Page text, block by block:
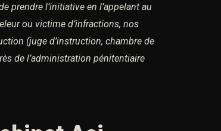
prendre l’initiative en l’appelant au
ou victime d’infractions, nos
(juge d’instruction, chambre de
de l’administration pénitentiaire